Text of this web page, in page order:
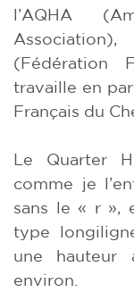
l’AQHA
(Fédération
travaille en
Français du
Le Quarter
comme je
sans le « r »,
type
une hauteur
environ.